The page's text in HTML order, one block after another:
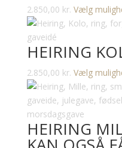
2.850,00 kr. Vælg
HEIRING
2.850,00 kr. Vælg
HEIRING